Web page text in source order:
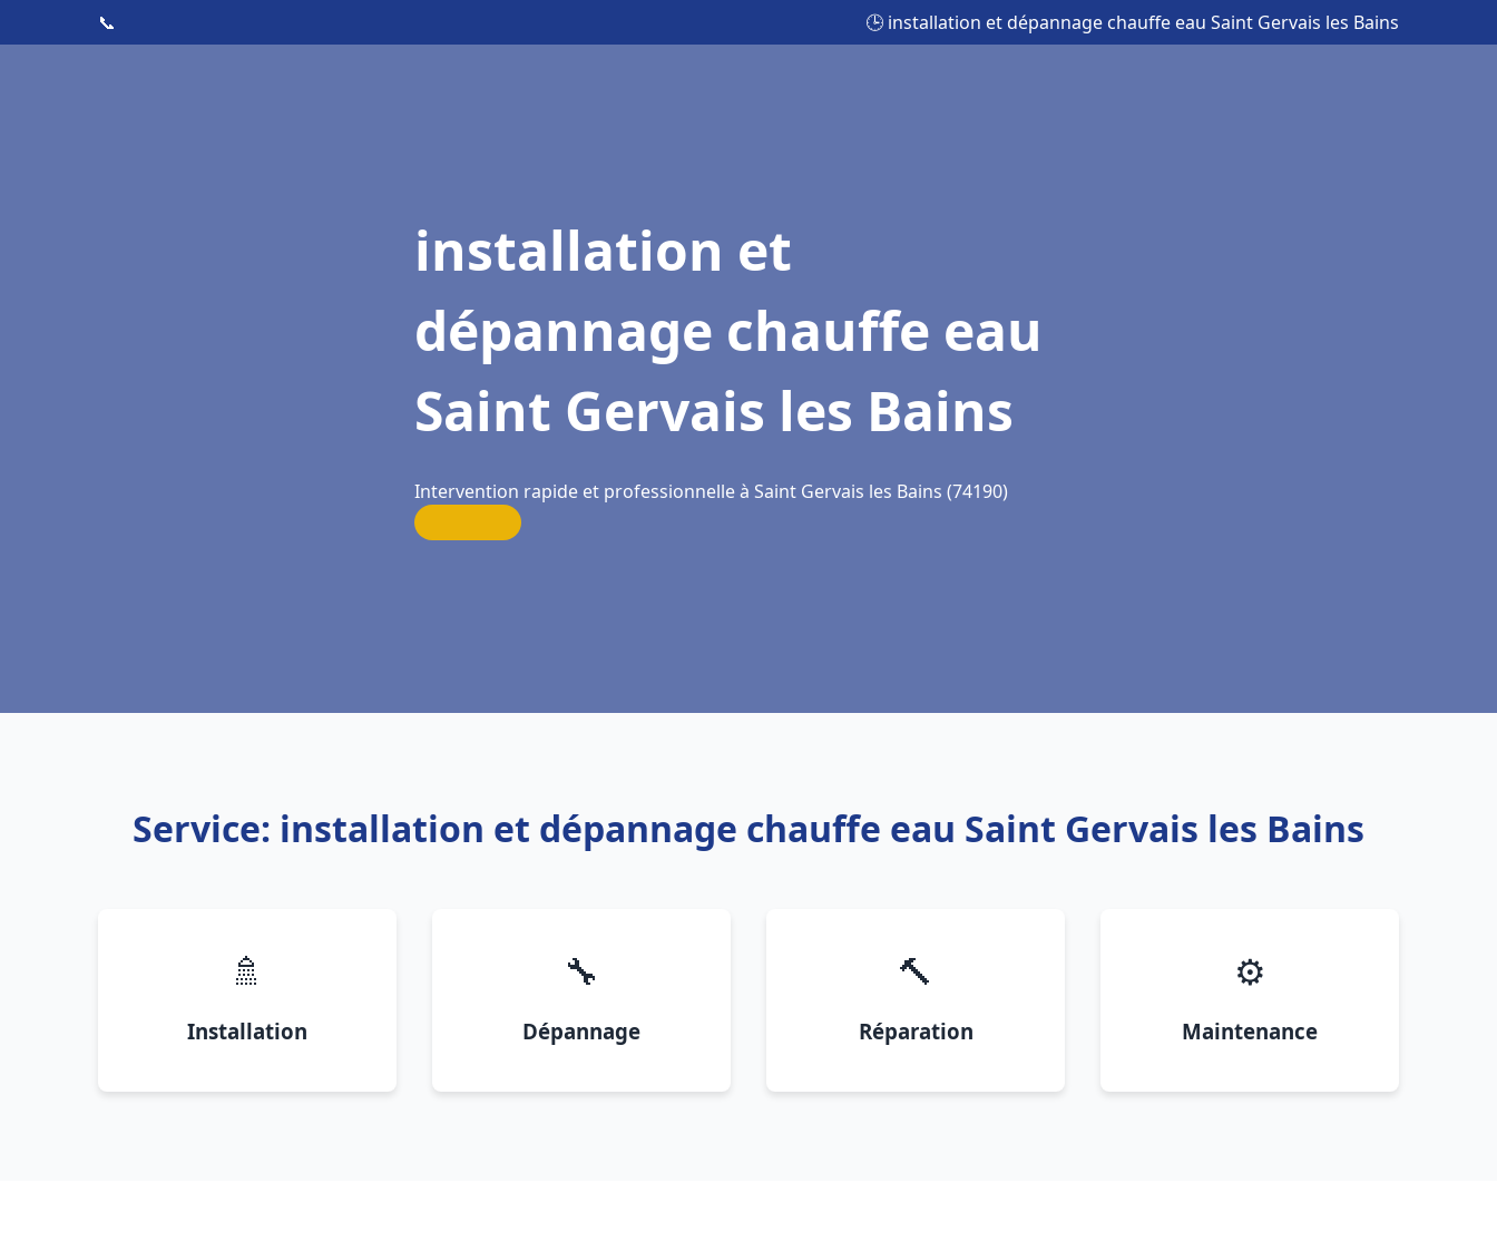
📞 🕒 installation et dépannage chauffe eau Saint Gervais les Bains
installation et
dépannage chauffe eau
Saint Gervais les Bains
Intervention rapide et professionnelle à Saint Gervais les Bains (74190)
Service: installation et dépannage chauffe eau Saint Gervais les Bains
🚿
Installation
🔧
Dépannage
🔨
Réparation
⚙️
Maintenance